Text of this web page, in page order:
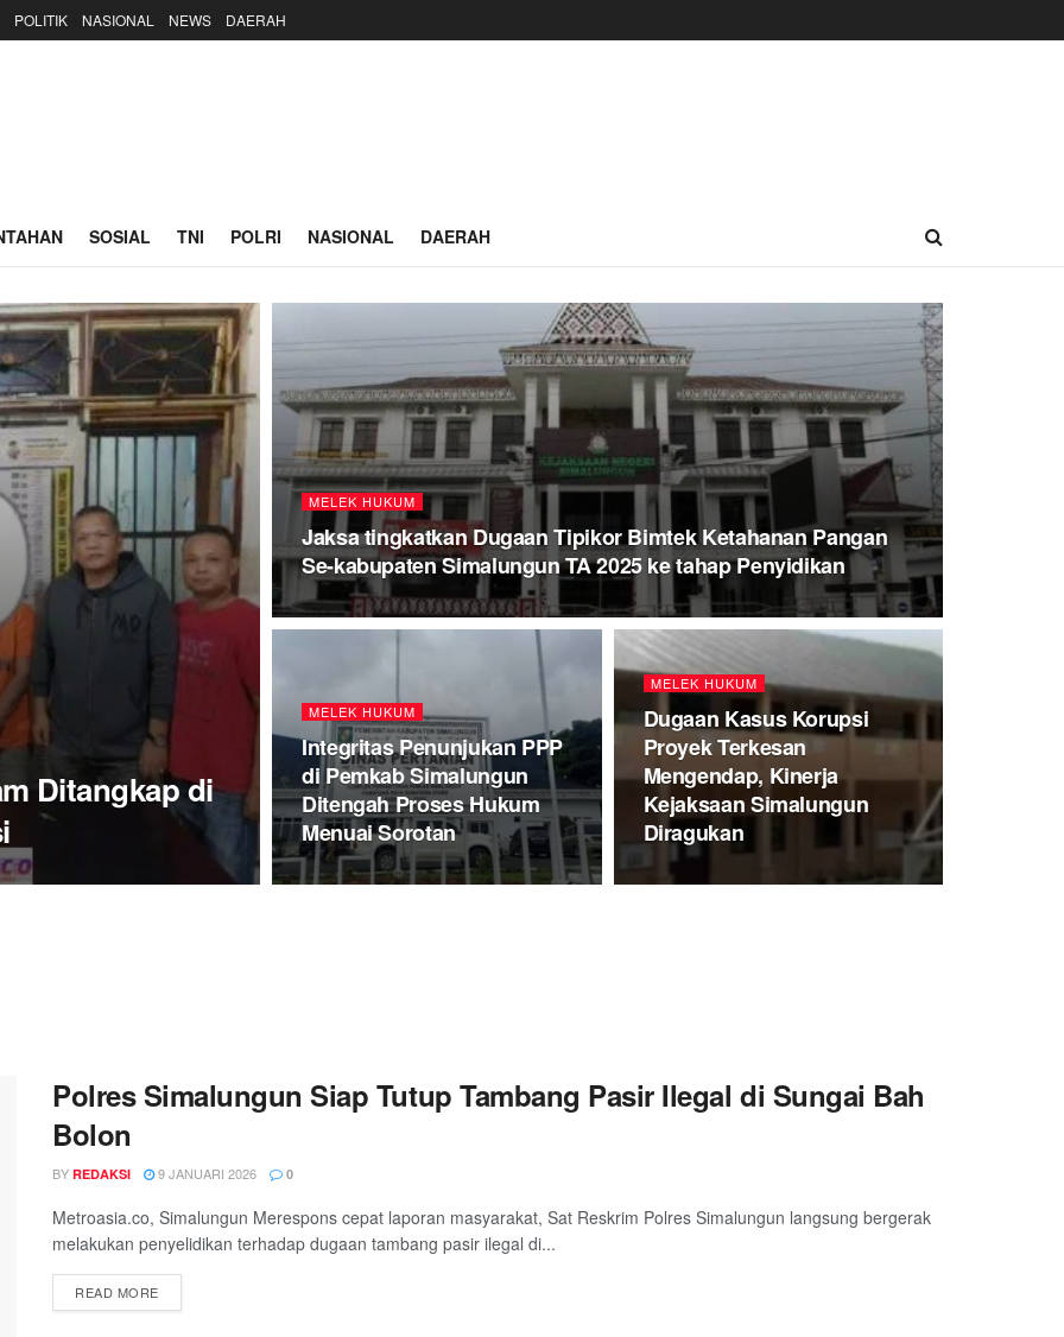
POLITIK NASIONAL NEWS DAERAH
SOSIAL TNI POLRI NASIONAL DAERAH
Ditangkap di
MELEK HUKUM
Jaksa tingkatkan Dugaan Tipikor Bimtek Ketahanan Pangan
Se-kabupaten Simalungun TA 2025 ke tahap Penyidikan
MELEK HUKUM
Integritas Penunjukan PPP
di Pemkab Simalungun
Ditengah Proses Hukum
Menuai Sorotan
MELEK HUKUM
Dugaan Kasus Korupsi
Proyek Terkesan
Mengendap, Kinerja
Kejaksaan Simalungun
Diragukan
Polres Simalungun Siap Tutup Tambang Pasir Ilegal di Sungai Bah
Bolon
BY REDAKSI 9 JANUARI 2026 0
Metroasia.co, Simalungun Merespons cepat laporan masyarakat, Sat Reskrim Polres Simalungun langsung bergerak
melakukan penyelidikan terhadap dugaan tambang pasir ilegal di...
READ MOREDETAILS